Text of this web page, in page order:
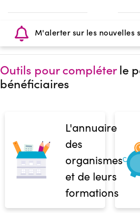
M'alerter sur les nouvelles
Outils pour compléterle
bénéficiaires
L'annuaire
des
organismes
et de leurs
formations